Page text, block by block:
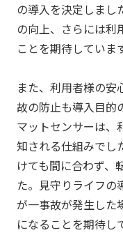
の導入を決定しまし
の向上、さらには利
ことを期待していま
また、利用者様の
故の防止も導入目的
マットセンサーは、
知される仕組みでし
けても間に合わず、
た。見守りライフの
が一事故が発生した
になることを期待し